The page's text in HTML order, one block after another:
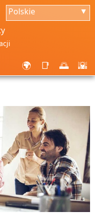
Polskie ▼
🌍 📑 🌅 🌇